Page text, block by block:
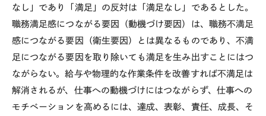
なし」であり「満足」の反対は「満足なし」であるとした。
職務満足感につながる要因（動機づけ要因）は、職務不満足
感につながる要因（衛生要因）とは異なるものであり、不満
足につながる要因を取り除いても満足を生み出すことにはつ
ながらない。給与や物理的な作業条件を改善すれば不満足は
解消されるが、仕事への動機づけにはつながらず、仕事への
モチベーションを高めるには、達成、表彰、責任、成長、そ